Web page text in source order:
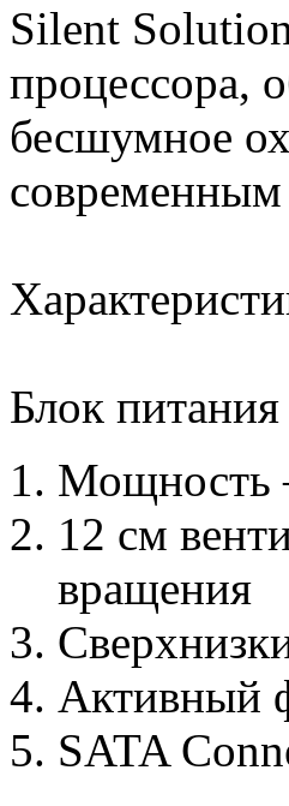
Silent
процессора,
бесшумное
Блок питания
Мощность
12 см
вращения
Активный
SATA